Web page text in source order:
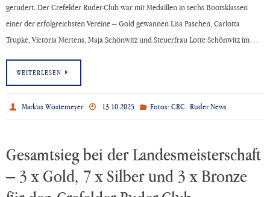
gerudert. Der Crefelder Ruder-Club war mit Medaillen in sechs Bootsklassen
einer der erfolgreichsten Vereine – Gold gewannen Lisa Paschen, Carlotta
Trupke, Victoria Mertens, Maja Schönwitz und Steuerfrau Lotte Schönwitz im…
WEITERLESEN
Markus Wöstemeyer 13.10.2025 Fotos: CRC, Ruder News
Gesamtsieg bei der Landesmeisterschaft
– 3 x Gold, 7 x Silber und 3 x Bronze